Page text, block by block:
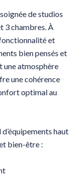
de studios
3 chambres. À
et
bien pensés et
une atmosphère
une cohérence
optimal au
haut
bien-être :